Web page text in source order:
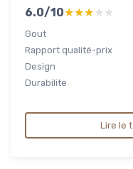
6.0/10★★★★★
★★★★★
Gout
Rapport qualité-prix
Design
Durabilite
Lire le